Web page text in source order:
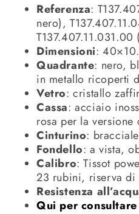
Referenza:
nero),
T137.407.11.031.00
Dimensioni:
Quadrante: nero,
in metallo ricoperti
Vetro: cristallo
Cassa: acciaio
rosa per la
Cinturino:
Fondello: a vista,
Calibro: Tissot
23 rubini, riserva
Resistenza
Qui per